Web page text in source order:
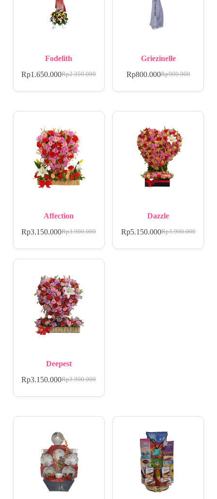
Fodelith
Rp2.350.000
Rp1.650.000
Griezinelle
Rp900.000
Rp800.000
Affection
Rp3.900.000
Rp3.150.000
Dazzle
Rp5.900.000
Rp5.150.000
Deepest
Rp3.900.000
Rp3.150.000